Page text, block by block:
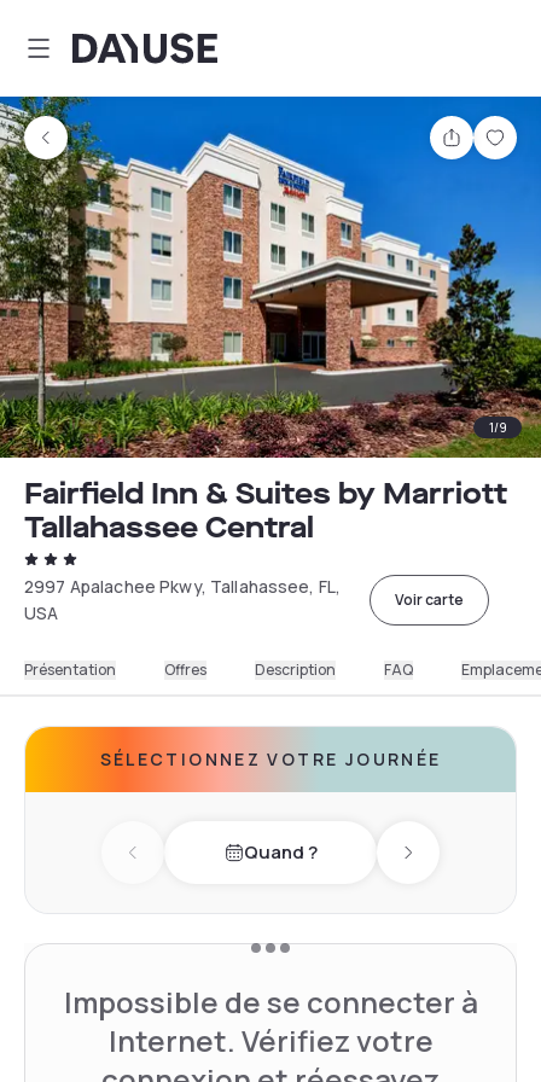
Dayuse
Partager
1/9
Fairfield Inn & Suites by Marriott
Tallahassee Central
2997 Apalachee Pkwy, Tallahassee, FL,
USA
Voir carte
Présentation Offres Description FAQ
SÉLECTIONNEZ VOTRE JOURNÉE
Previous dayQuand ? Next day
Impossible de se connecter à
Internet. Vérifiez votre